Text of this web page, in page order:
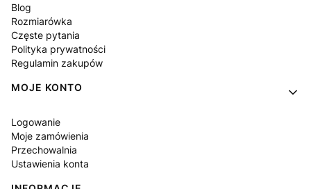
Blog
Rozmiarówka
Częste pytania
Polityka prywatności
Regulamin zakupów
MOJE KONTO
Logowanie
Moje zamówienia
Przechowalnia
Ustawienia konta